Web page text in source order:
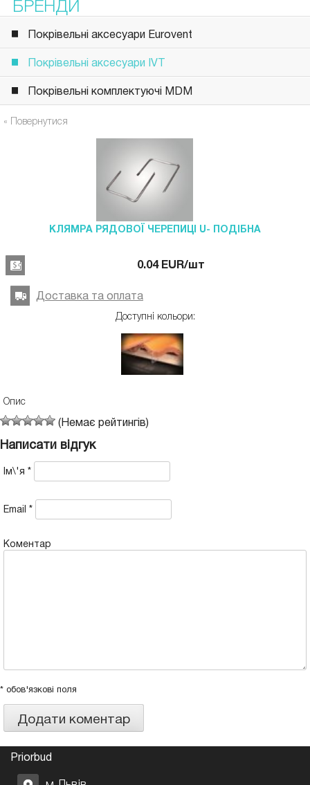
БРЕНДИ
Покрівельні аксесуари Eurovent
Покрівельні аксесуари IVT
Покрівельні комплектуючі MDM
« Повернутися
КЛЯМРА РЯДОВОЇ ЧЕРЕПИЦІ U- ПОДІБНА
0.04 EUR/шт
Доставка та оплата
Доступні кольори:
Опис
(Немає рейтингів)
Написати відгук
Ім\'я *
Email *
Коментар
* обов'язкові поля
Priorbud